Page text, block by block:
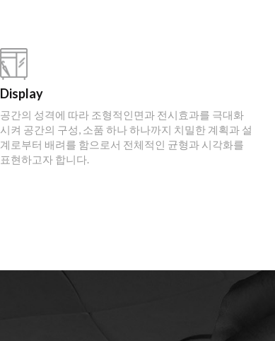
Display
공간의 성격에 따라 조형적인면과 전시효과를 극대화
시켜 공간의 구성, 소품 하나 하나까지 치밀한 계획과 설
계로부터 배려를 함으로서 전체적인 균형과 시각화를
표현하고자 합니다.